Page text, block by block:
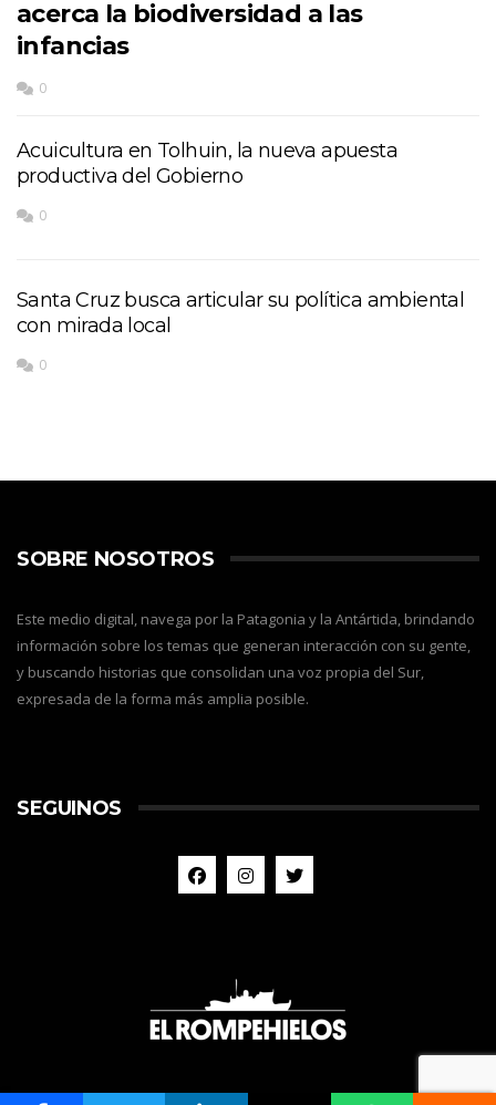
acerca la biodiversidad a las
infancias
0
Acuicultura en Tolhuin, la nueva apuesta
productiva del Gobierno
0
Santa Cruz busca articular su política ambiental
con mirada local
0
SOBRE NOSOTROS
Este medio digital, navega por la Patagonia y la Antártida, brindando
información sobre los temas que generan interacción con su gente,
y buscando historias que consolidan una voz propia del Sur,
expresada de la forma más amplia posible.
SEGUINOS